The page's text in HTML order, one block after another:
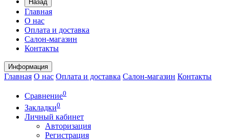
Назад
Главная
О нас
Оплата и доставка
Салон-магазин
Контакты
Информация
Главная О нас Оплата и доставка Салон-магазин Контакты
Сравнение0
Закладки0
Личный кабинет
Авторизация
Регистрация